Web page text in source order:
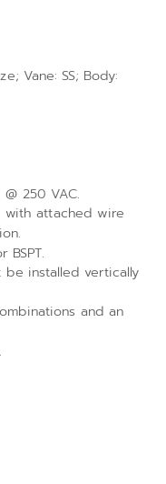
Vane: SS; Body:
250 VAC.
with attached wire
BSPT.
be installed vertically
and an